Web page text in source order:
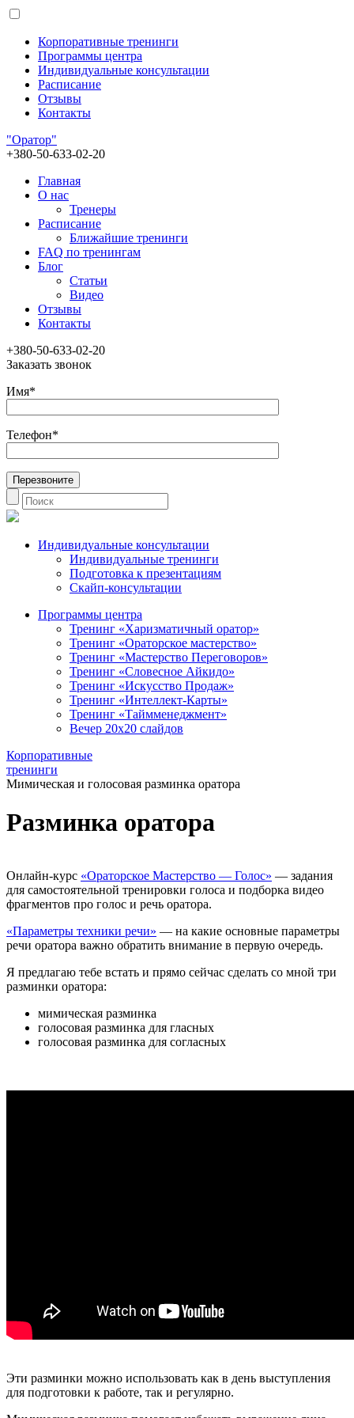
Корпоративные тренинги
Программы центра
Индивидуальные консультации
Расписание
Отзывы
Контакты
"Оратор"
+380-50-633-02-20
Главная
О нас
Тренеры
Расписание
Ближайшие тренинги
FAQ по тренингам
Блог
Статьи
Видео
Отзывы
Контакты
+380-50-633-02-20
Заказать звонок
Имя*
Телефон*
Индивидуальные консультации
Индивидуальные тренинги
Подготовка к презентациям
Скайп-консультации
Программы центра
Тренинг «Харизматичный оратор»
Тренинг «Ораторское мастерство»
Тренинг «Мастерство Переговоров»
Тренинг «Словесное Айкидо»
Тренинг «Искусство Продаж»
Тренинг «Интеллект-Карты»
Тренинг «Таймменеджмент»
Вечер 20х20 слайдов
Корпоративные
тренинги
Мимическая и голосовая разминка оратора
Разминка оратора
Онлайн-курс «Ораторское Мастерство — Голос» — задания
для самостоятельной тренировки голоса и подборка видео
фрагментов про голос и речь оратора.
«Параметры техники речи» — на какие основные параметры
речи оратора важно обратить внимание в первую очередь.
Я предлагаю тебе встать и прямо сейчас сделать со мной три
разминки оратора:
мимическая разминка
голосовая разминка для гласных
голосовая разминка для согласных
Эти разминки можно использовать как в день выступления
для подготовки к работе, так и регулярно.